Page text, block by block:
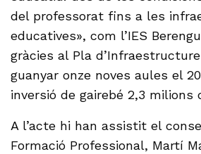
del professorat fins a les
educatives», com l’IES
gràcies al Pla
guanyar onze noves aules el
inversió de gairebé 2,3 milions
A l’acte hi han assistit el
Formació Professional, Martí